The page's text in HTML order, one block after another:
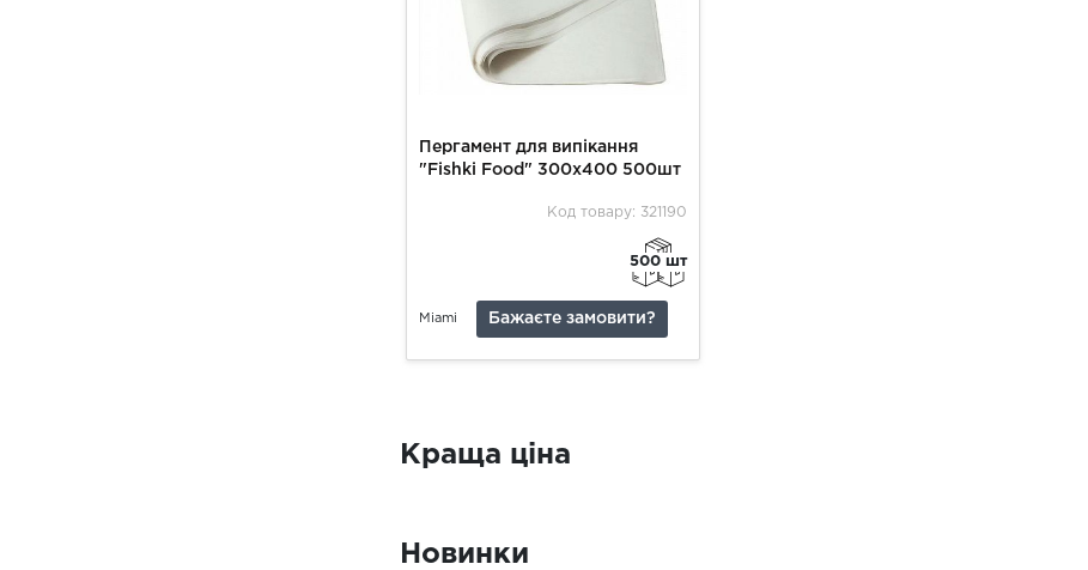
Пергамент для випікання
"Fishki Food" 300х400 500шт
Код товару: 321190
500 шт
Miami Бажаєте замовити?
Краща ціна
Новинки